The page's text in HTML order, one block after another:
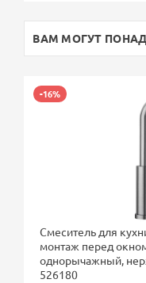
ВАМ МОГУТ
-16%
Смеситель для
монтаж перед
однорычажный,
526180